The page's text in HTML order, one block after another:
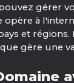
gérer
à
et régions.
gère une